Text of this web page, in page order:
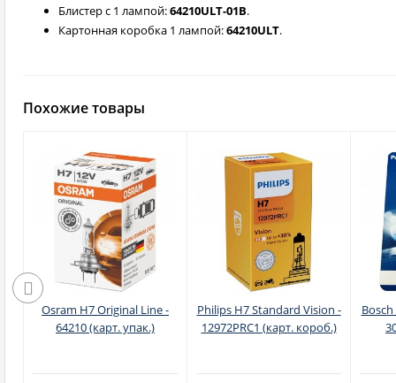
Блистер с 1 лампой:64210ULT-01B.
Картонная коробка 1 лампой:64210ULT.
Похожие товары
Osram H7 Original Line -
64210 (карт. упак.)
Philips H7 Standard Vision -
12972PRC1 (карт. короб.)